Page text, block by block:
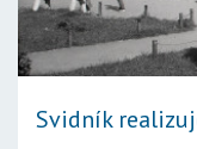
Svidník